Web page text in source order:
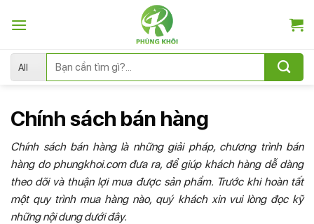
kiếm:
Chính sách bán hàng
Chính sách bán hàng là những giải pháp, chương trình bán
hàng do phungkhoi.com đưa ra, để giúp khách hàng dễ dàng
theo dõi và thuận lợi mua được sản phẩm. Trước khi hoàn tất
một quy trình mua hàng nào, quý khách xin vui lòng đọc kỹ
những nội dung dưới đây.